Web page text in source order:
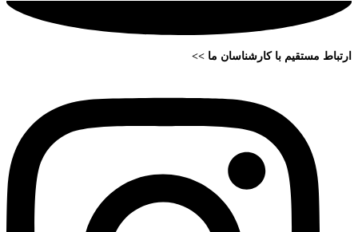
ارتباط مستقیم با کارشناسان ما >>